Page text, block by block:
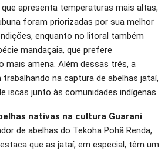
apresenta temperaturas mais altas,
foram priorizadas por sua melhor
enquanto no litoral também
mandaçaia, que prefere
mais amena. Além dessas três, a
na captura de abelhas jataí,
iscas junto às comunidades indígenas.
nativas na cultura Guarani
de abelhas do Tekoha Pohã Renda,
que as jataí, em especial, têm um